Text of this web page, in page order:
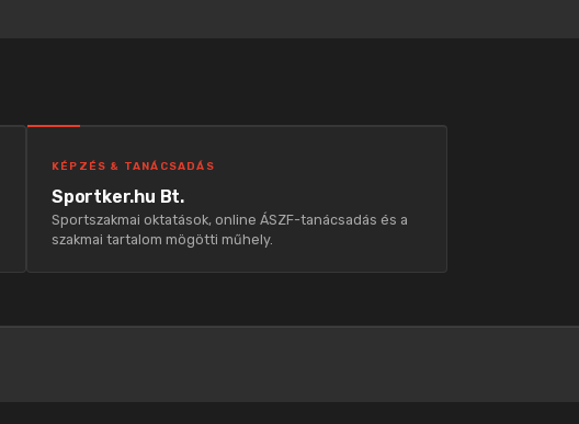
KÉPZÉS & TANÁCSADÁS
Sportker.hu Bt.
Sportszakmai oktatások, online ÁSZF-tanácsadás és a
szakmai tartalom mögötti műhely.